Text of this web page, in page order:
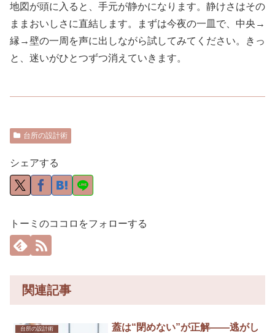
地図が頭に入ると、手元が静かになります。静けさはその
ままおいしさに直結します。まずは今夜の一皿で、中央→
縁→壁の一周を声に出しながら試してみてください。きっ
と、迷いがひとつずつ消えていきます。
台所の設計術
シェアする
トーミのココロをフォローする
関連記事
台所の設計術
蓋は“閉めない”が正解——逃がし